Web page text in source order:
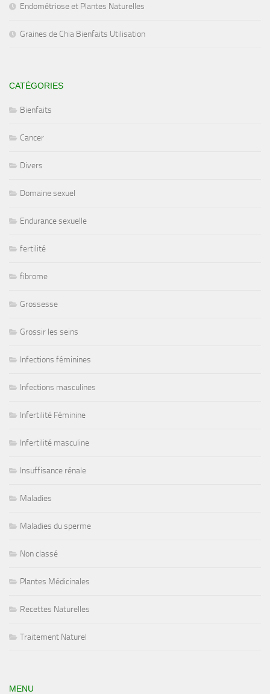
Endométriose et Plantes Naturelles
Graines de Chia Bienfaits Utilisation
CATÉGORIES
Bienfaits
Cancer
Divers
Domaine sexuel
Endurance sexuelle
fertilité
fibrome
Grossesse
Grossir les seins
Infections féminines
Infections masculines
Infertilité Féminine
Infertilité masculine
Insuffisance rénale
Maladies
Maladies du sperme
Non classé
Plantes Médicinales
Recettes Naturelles
Traitement Naturel
MENU